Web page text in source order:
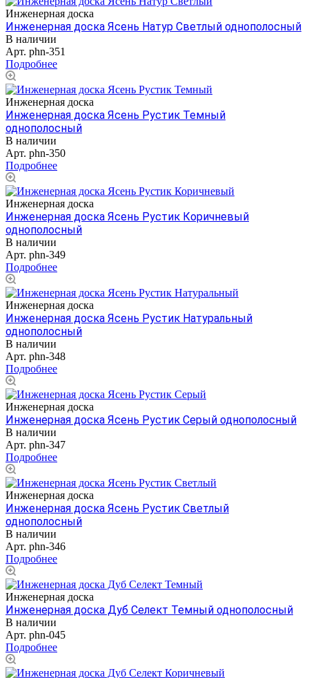
Инженерная доска
Инженерная доска Ясень Натур Светлый однополосный
В наличии
Арт. phn-351
Подробнее
Инженерная доска
Инженерная доска Ясень Рустик Темный
однополосный
В наличии
Арт. phn-350
Подробнее
Инженерная доска
Инженерная доска Ясень Рустик Коричневый
однополосный
В наличии
Арт. phn-349
Подробнее
Инженерная доска
Инженерная доска Ясень Рустик Натуральный
однополосный
В наличии
Арт. phn-348
Подробнее
Инженерная доска
Инженерная доска Ясень Рустик Серый однополосный
В наличии
Арт. phn-347
Подробнее
Инженерная доска
Инженерная доска Ясень Рустик Светлый
однополосный
В наличии
Арт. phn-346
Подробнее
Инженерная доска
Инженерная доска Дуб Селект Темный однополосный
В наличии
Арт. phn-045
Подробнее